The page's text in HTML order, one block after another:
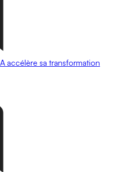
accélère sa transformation